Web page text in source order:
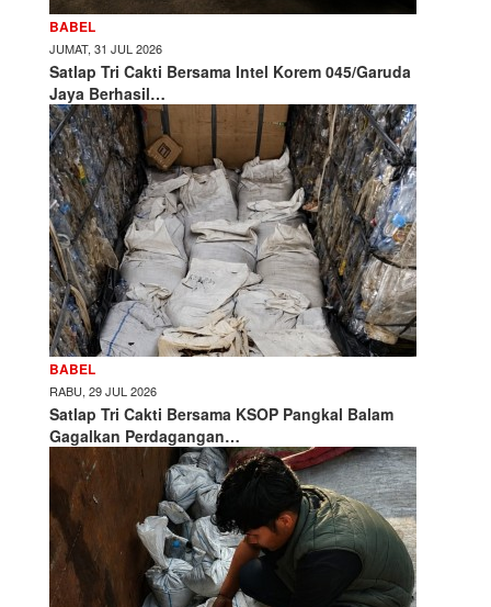
BABEL
JUMAT, 31 JUL 2026
Satlap Tri Cakti Bersama Intel Korem 045/Garuda
Jaya Berhasil…
BABEL
RABU, 29 JUL 2026
Satlap Tri Cakti Bersama KSOP Pangkal Balam
Gagalkan Perdagangan…